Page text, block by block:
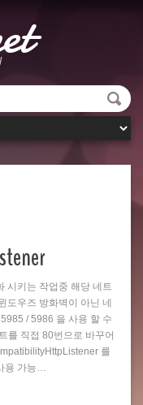
시키는 작업중 해당 네트
도우즈 방화벽이 아닌 네
/ 5986 을 사용 할 수
를 직접 80번으로 바꾸어
를
용 가능…